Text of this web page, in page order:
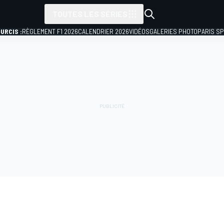
:RÈGLEMENT F1 2026CALENDRIER 2026VIDÉOSGALERIES PHOTOPARIS